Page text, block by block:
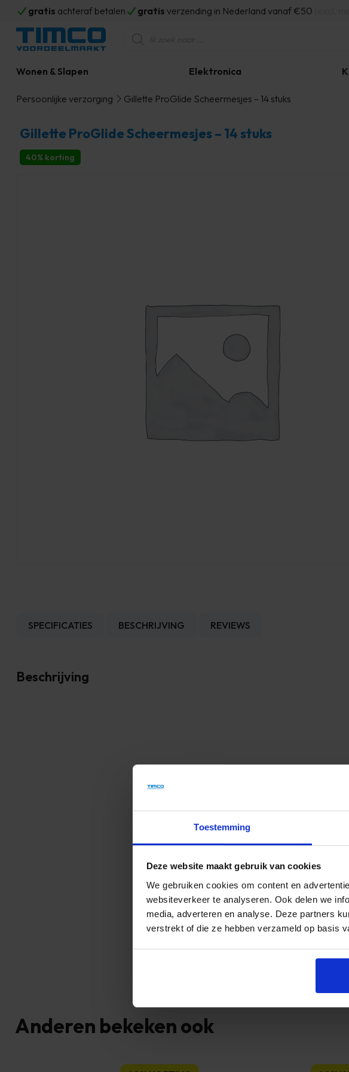
Toestemming
Deze website maakt gebruik van cookies
We gebruiken cookies om content en
websiteverkeer te analyseren. Ook delen we
media, adverteren en analyse. Deze partners
verstrekt of die ze hebben verzameld op basis
gratis achteraf betalen gratis verzending in Nederland vanaf €50
Producten
zoeken
Wonen & Slapen Elektronica
Persoonlijke verzorging Gillette ProGlide Scheermesjes – 14 stuks
Gillette ProGlide Scheermesjes – 14 stuks
40% korting
SPECIFICATIES BESCHRIJVING REVIEWS
Beschrijving
We zijn er erg blij.
Ronald
Anderen bekeken ook